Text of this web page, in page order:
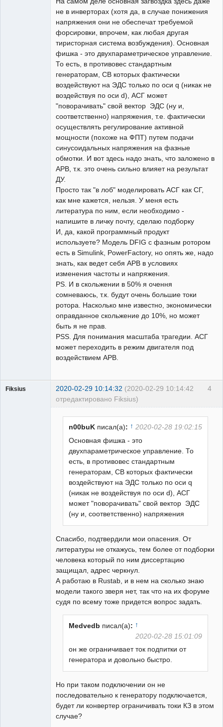
не в инверторах (хотя да, в случае понижения
напряжения они не обеспечат требуемой
форсировки, впрочем, как любая другая
тиристорная система возбуждения). Основная
фишка - это двухпараметрическое управление.
То есть, в противовес стандартным
генераторам, СВ которых фактически
воздействуют на ЭДС только по оси q (никак не
воздействуя по оси d), АСГ может
"поворачивать" свой вектор ЭДС (ну и,
соответственно) напряжения, т.е. фактически
осуществлять регулирование активной
мощности (похоже на ФПТ) путем подачи
синусоидальных напряжения на фазные
обмотки. И вот здесь надо знать, что заложено в
АРВ, т.к. это очень сильно влияет на результат
ДУ.
Просто так "в лоб" моделировать АСГ как СГ,
как мне кажется, нельзя. У меня есть
литература по ним, если необходимо -
напишите в личку почту, сделаю подборку
И, да, какой программный продукт
используете? Модель DFIG с фазным ротором
есть в Simulink, PowerFactory, но опять же, надо
знать, как ведет себя АРВ в условиях
изменения частоты и напряжения.
PS. И в скольжении в 50% я очення
сомневаюсь, т.к. будут очень большие токи
ротора. Насколько мне известно, экономически
оправданное скольжение до 10%, но может
быть я не прав.
PSS. Для понимания масштаба трагедии. АСГ
может переходить в режим двигателя под
воздействием АРВ.
4
Fiksius 2020-02-29 10:14:32 (2020-02-29 10:14:42
отредактировано Fiksius)
n00buK писал(а): ↑ 2020-02-28 19:02:15
Основная фишка - это
двухпараметрическое управление. То
есть, в противовес стандартным
генераторам, СВ которых фактически
воздействуют на ЭДС только по оси q
(никак не воздействуя по оси d), АСГ
может "поворачивать" свой вектор ЭДС
(ну и, соответственно) напряжения
Спасибо, подтвердили мои опасения. От
литературы не откажусь, тем более от подборки
человека который по ним диссертацию
защищал, адрес черкнул.
А работаю в Rustab, и в нем на сколько знаю
модели такого зверя нет, так что на их форуме
судя по всему тоже придется вопрос задать.
Medvedb писал(а): ↑
2020-02-28 15:01:09
он же ограничивает ток подпитки от
генератора и довольно быстро.
Но при таком подключении он не
последовательно к генератору подключается,
будет ли конвертер ограничивать токи КЗ в этом
случае?